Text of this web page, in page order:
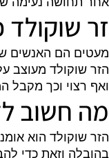
נעימה שיש מי
האנשים שלא
מעוצב על פי
וכך מקבל
הוא אומנות